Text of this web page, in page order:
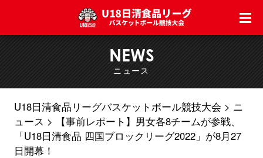
NEWS
ニュース
U18日清食品リーグバスケットボール競技大会
ニ
ュース
【事前レポート】男女各8チームが参戦、
「U18日清食品 四国ブロックリーグ2022」が8月27
日開幕！